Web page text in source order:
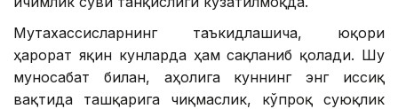
Мутахассисларнинг таъкидлашича, юқори
ҳарорат яқин кунларда ҳам сақланиб қолади. Шу
муносабат билан, аҳолига куннинг энг иссиқ
вақтида ташқарига чиқмаслик, кўпроқ суюқлик